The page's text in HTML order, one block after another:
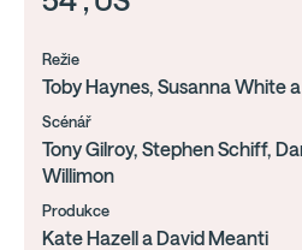
Režie
Toby Haynes, Susanna White
Scénář
Tony Gilroy, Stephen Schiff,
Willimon
Produkce
Kate Hazell a David Meanti